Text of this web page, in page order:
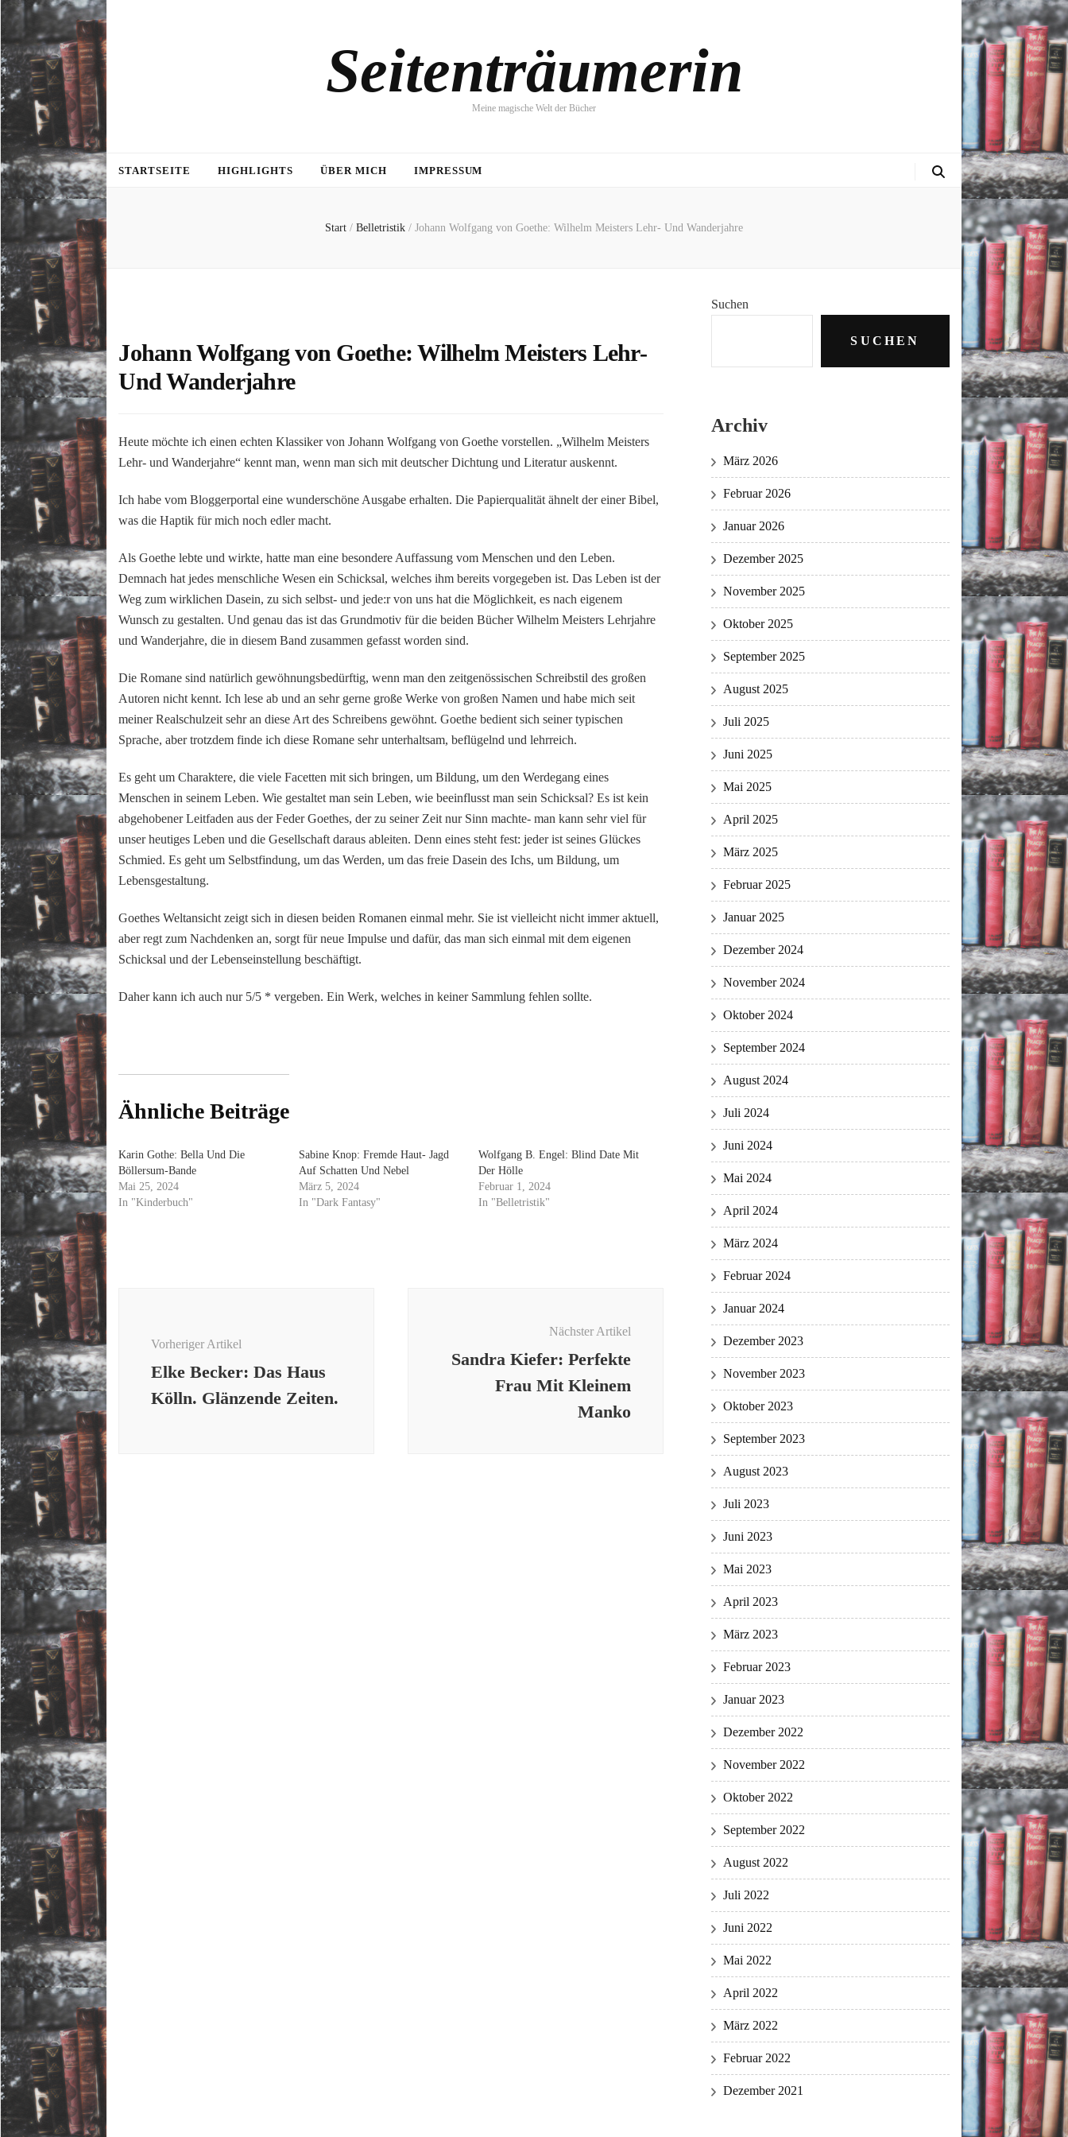
Seitenträumerin
Meine magische Welt der Bücher
STARTSEITE HIGHLIGHTS ÜBER MICH IMPRESSUM
Start / Belletristik / Johann Wolfgang von Goethe: Wilhelm Meisters Lehr- Und Wanderjahre
Johann Wolfgang von Goethe: Wilhelm Meisters Lehr-
Und Wanderjahre
Heute möchte ich einen echten Klassiker von Johann Wolfgang von Goethe vorstellen. „Wilhelm Meisters
Lehr- und Wanderjahre“ kennt man, wenn man sich mit deutscher Dichtung und Literatur auskennt.
Ich habe vom Bloggerportal eine wunderschöne Ausgabe erhalten. Die Papierqualität ähnelt der einer Bibel,
was die Haptik für mich noch edler macht.
Als Goethe lebte und wirkte, hatte man eine besondere Auffassung vom Menschen und den Leben.
Demnach hat jedes menschliche Wesen ein Schicksal, welches ihm bereits vorgegeben ist. Das Leben ist der
Weg zum wirklichen Dasein, zu sich selbst- und jede:r von uns hat die Möglichkeit, es nach eigenem
Wunsch zu gestalten. Und genau das ist das Grundmotiv für die beiden Bücher Wilhelm Meisters Lehrjahre
und Wanderjahre, die in diesem Band zusammen gefasst worden sind.
Die Romane sind natürlich gewöhnungsbedürftig, wenn man den zeitgenössischen Schreibstil des großen
Autoren nicht kennt. Ich lese ab und an sehr gerne große Werke von großen Namen und habe mich seit
meiner Realschulzeit sehr an diese Art des Schreibens gewöhnt. Goethe bedient sich seiner typischen
Sprache, aber trotzdem finde ich diese Romane sehr unterhaltsam, beflügelnd und lehrreich.
Es geht um Charaktere, die viele Facetten mit sich bringen, um Bildung, um den Werdegang eines
Menschen in seinem Leben. Wie gestaltet man sein Leben, wie beeinflusst man sein Schicksal? Es ist kein
abgehobener Leitfaden aus der Feder Goethes, der zu seiner Zeit nur Sinn machte- man kann sehr viel für
unser heutiges Leben und die Gesellschaft daraus ableiten. Denn eines steht fest: jeder ist seines Glückes
Schmied. Es geht um Selbstfindung, um das Werden, um das freie Dasein des Ichs, um Bildung, um
Lebensgestaltung.
Goethes Weltansicht zeigt sich in diesen beiden Romanen einmal mehr. Sie ist vielleicht nicht immer aktuell,
aber regt zum Nachdenken an, sorgt für neue Impulse und dafür, das man sich einmal mit dem eigenen
Schicksal und der Lebenseinstellung beschäftigt.
Daher kann ich auch nur 5/5 * vergeben. Ein Werk, welches in keiner Sammlung fehlen sollte.
Ähnliche Beiträge
Karin Gothe: Bella Und Die
Böllersum-Bande
Mai 25, 2024
In "Kinderbuch"
Sabine Knop: Fremde Haut- Jagd
Auf Schatten Und Nebel
März 5, 2024
In "Dark Fantasy"
Wolfgang B. Engel: Blind Date Mit
Der Hölle
Februar 1, 2024
In "Belletristik"
Vorheriger Artikel
Elke Becker: Das Haus
Kölln. Glänzende Zeiten.
Nächster Artikel
Sandra Kiefer: Perfekte
Frau Mit Kleinem
Manko
Suchen
SUCHEN
Archiv
März 2026
Februar 2026
Januar 2026
Dezember 2025
November 2025
Oktober 2025
September 2025
August 2025
Juli 2025
Juni 2025
Mai 2025
April 2025
März 2025
Februar 2025
Januar 2025
Dezember 2024
November 2024
Oktober 2024
September 2024
August 2024
Juli 2024
Juni 2024
Mai 2024
April 2024
März 2024
Februar 2024
Januar 2024
Dezember 2023
November 2023
Oktober 2023
September 2023
August 2023
Juli 2023
Juni 2023
Mai 2023
April 2023
März 2023
Februar 2023
Januar 2023
Dezember 2022
November 2022
Oktober 2022
September 2022
August 2022
Juli 2022
Juni 2022
Mai 2022
April 2022
März 2022
Februar 2022
Dezember 2021